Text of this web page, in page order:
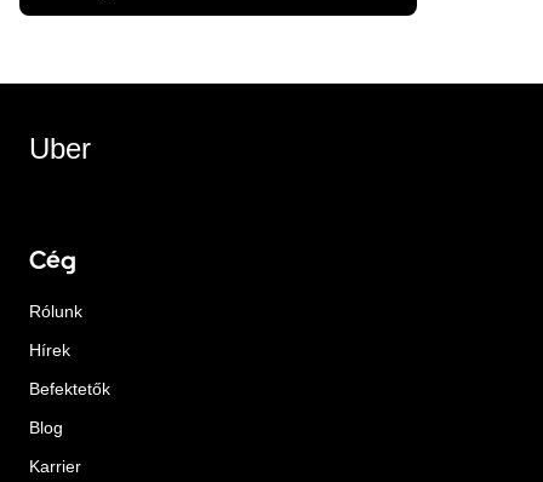
Uber
Cég
Rólunk
Hírek
Befektetők
Blog
Karrier